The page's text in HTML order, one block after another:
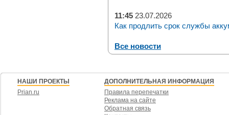
11:45 23.07.2026
Как продлить срок службы
Все новости
НАШИ ПРОЕКТЫ
Prian.ru
ДОПОЛНИТЕЛЬНАЯ ИНФОРМАЦИЯ
Правила перепечатки
Реклама на сайте
Обратная связь